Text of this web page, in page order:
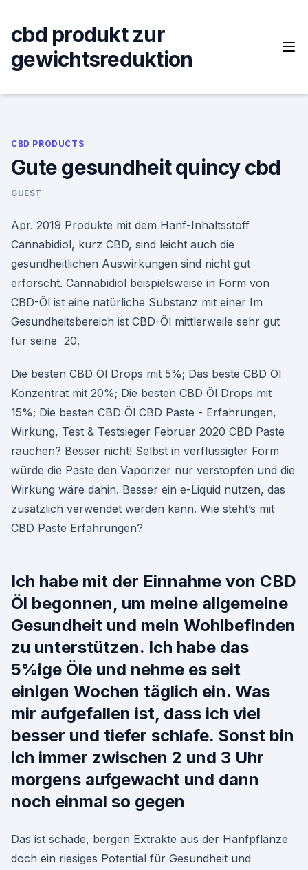
content
cbd produkt zur
gewichtsreduktion
CBD PRODUCTS
Gute gesundheit quincy cbd
GUEST
Apr. 2019 Produkte mit dem Hanf-Inhaltsstoff
Cannabidiol, kurz CBD, sind leicht auch die
gesundheitlichen Auswirkungen sind nicht gut
erforscht. Cannabidiol beispielsweise in Form von
CBD-Öl ist eine natürliche Substanz mit einer Im
Gesundheitsbereich ist CBD-Öl mittlerweile sehr gut
für seine 20.
Die besten CBD Öl Drops mit 5%; Das beste CBD Öl
Konzentrat mit 20%; Die besten CBD Öl Drops mit
15%; Die besten CBD Öl CBD Paste - Erfahrungen,
Wirkung, Test & Testsieger Februar 2020 CBD Paste
rauchen? Besser nicht! Selbst in verflüssigter Form
würde die Paste den Vaporizer nur verstopfen und die
Wirkung wäre dahin. Besser ein e-Liquid nutzen, das
zusätzlich verwendet werden kann. Wie steht’s mit
CBD Paste Erfahrungen?
Ich habe mit der Einnahme von CBD
Öl begonnen, um meine allgemeine
Gesundheit und mein Wohlbefinden
zu unterstützen. Ich habe das
5%ige Öle und nehme es seit
einigen Wochen täglich ein. Was
mir aufgefallen ist, dass ich viel
besser und tiefer schlafe. Sonst bin
ich immer zwischen 2 und 3 Uhr
morgens aufgewacht und dann
noch einmal so gegen
Das ist schade, bergen Extrakte aus der Hanfpflanze
doch ein riesiges Potential für Gesundheit und